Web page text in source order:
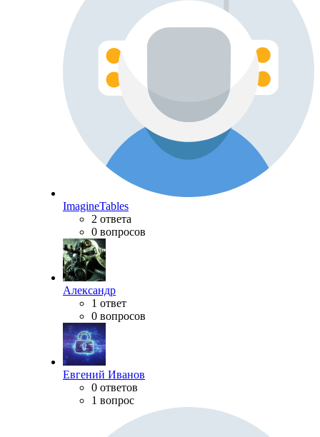
ImagineTables
2 ответа
0 вопросов
Александр
1 ответ
0 вопросов
Евгений Иванов
0 ответов
1 вопрос